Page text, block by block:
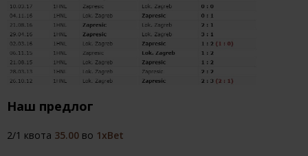
Наш предлог
2/1 квота 35.00 во 1xBet